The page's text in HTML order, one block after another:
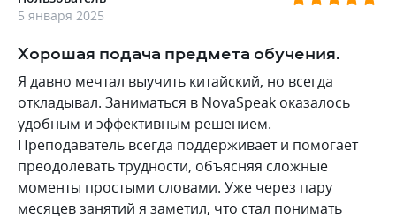
5 января 2025
Хорошая подача предмета обучения.
Я давно мечтал выучить китайский, но всегда
откладывал. Заниматься в NovaSpeak оказалось
удобным и эффективным решением.
Преподаватель всегда поддерживает и помогает
преодолевать трудности, объясняя сложные
моменты простыми словами. Уже через пару
месяцев занятий я заметил, что стал понимать